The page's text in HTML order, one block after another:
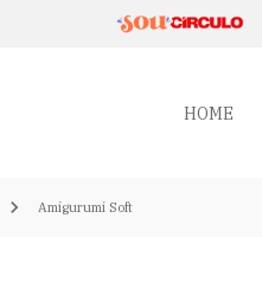
HOME
Amigurumi Soft